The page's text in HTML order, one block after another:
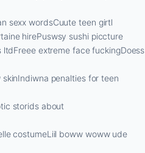
sexx wordsCuute teen girtl
hirePuswsy sushi piccture
extreme face fuckingDoess
penalties for teen
storids about
costumeLiil boww woww ude